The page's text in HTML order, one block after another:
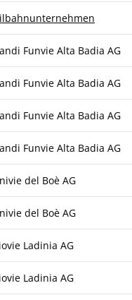
Funvie Alta Badia AG
Funvie Alta Badia AG
Funvie Alta Badia AG
Funvie Alta Badia AG
del Boè AG
del Boè AG
Ladinia AG
Ladinia AG